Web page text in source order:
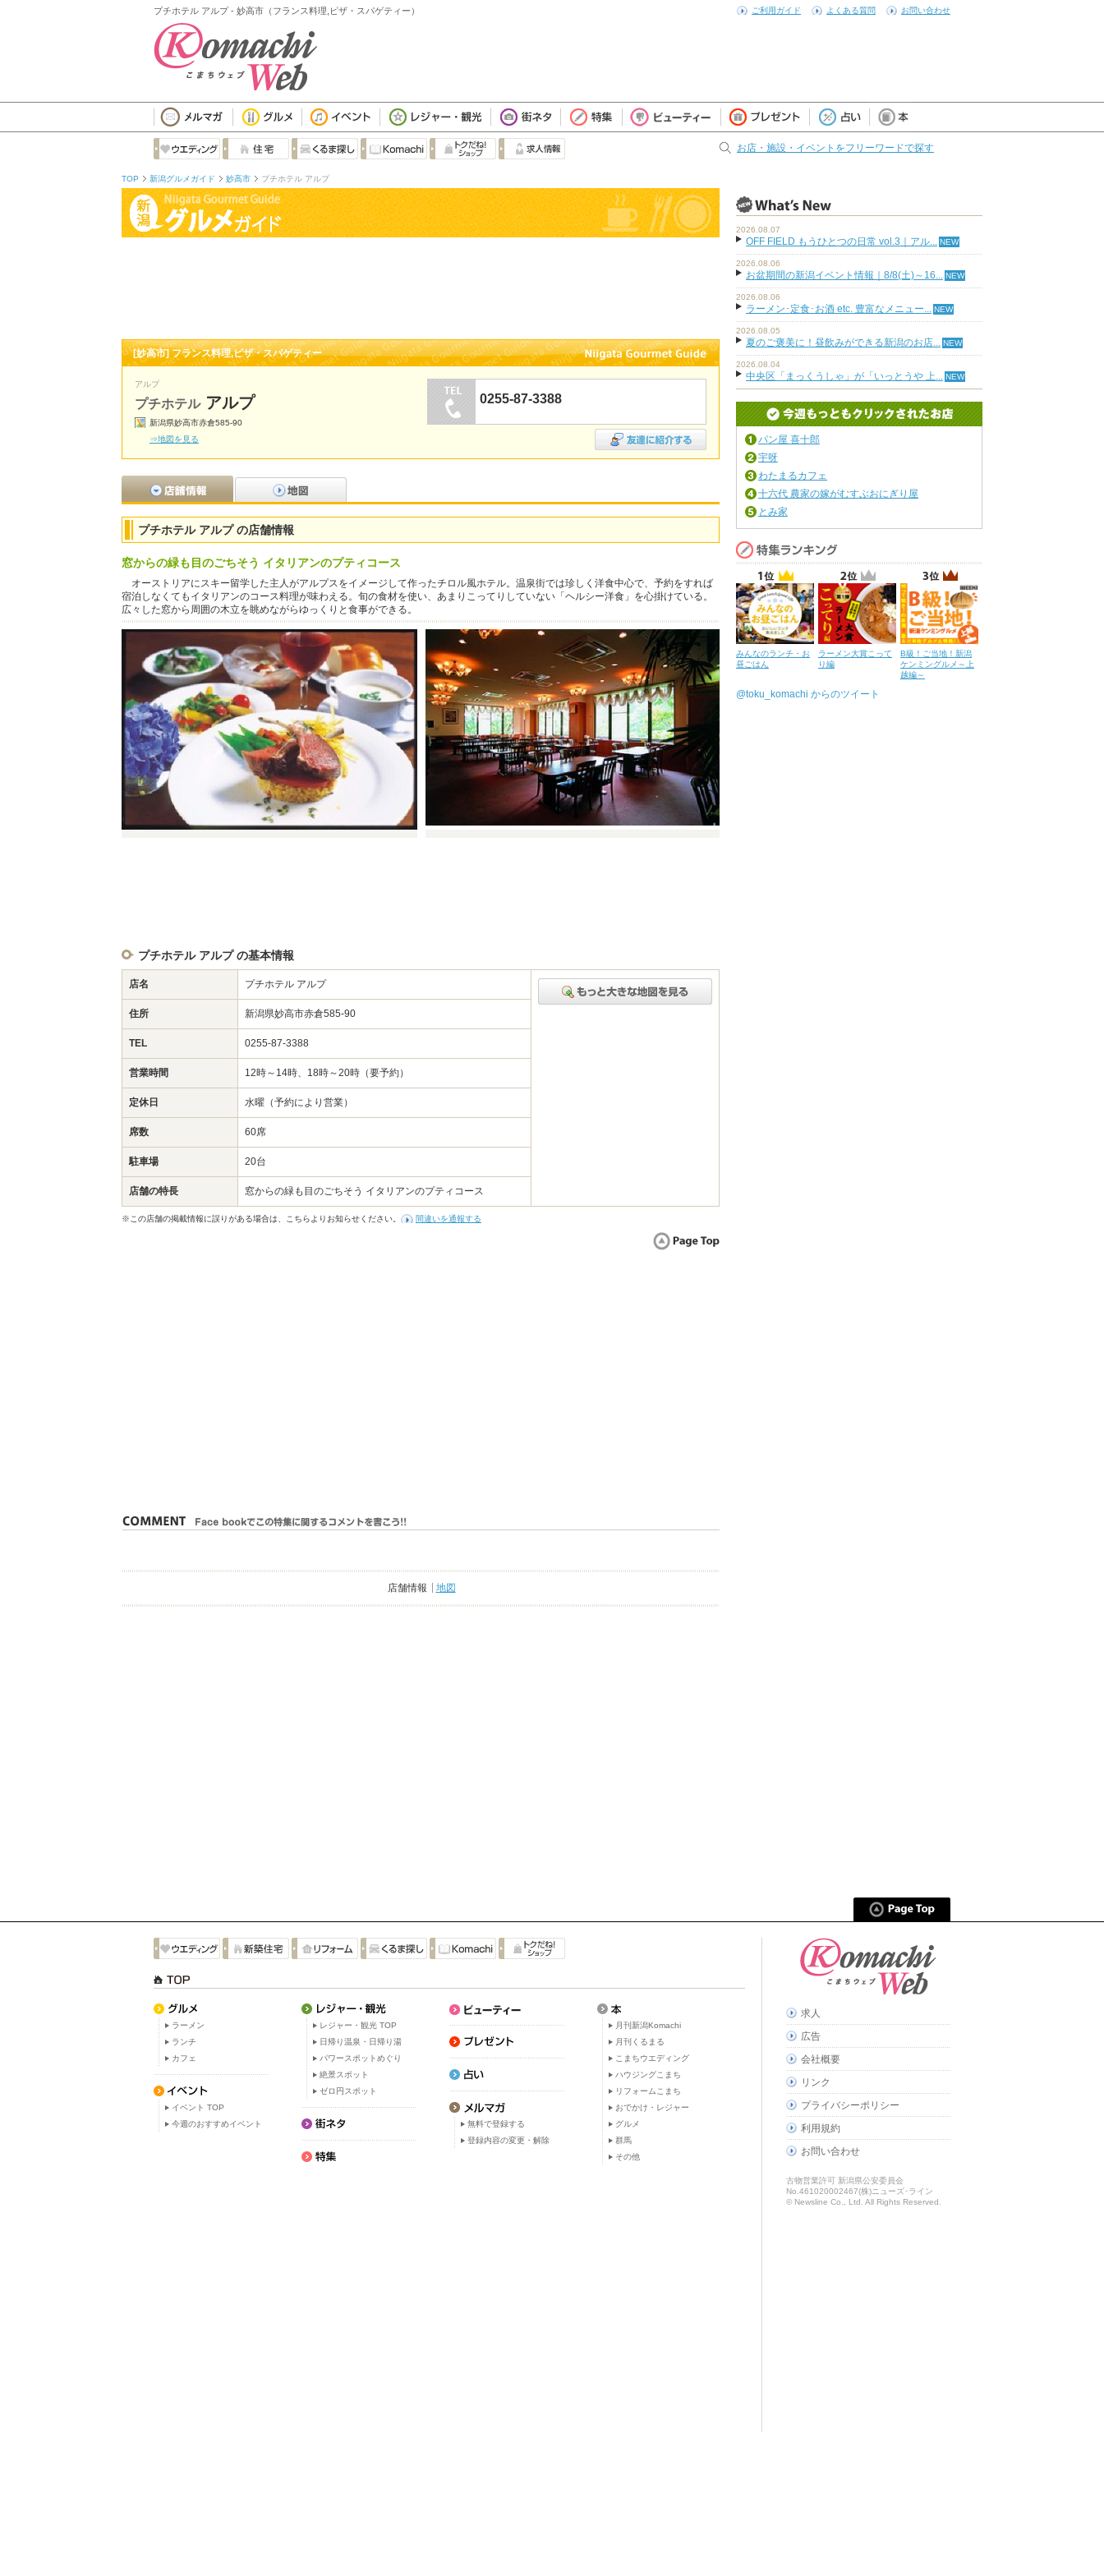
プチホテル アルプ - 妙高市（フランス料理,ピザ・スパゲティー） ご利用ガイド よくある質問 お問い合わせ
お店・施設・イベントをフリーワードで探す
TOP 新潟グルメガイド 妙高市 プチホテル アルプ
[妙高市] フランス料理,ピザ・スパゲティー
アルプ
プチホテルアルプ
新潟県妙高市赤倉585-90
⇒地図を見る
0255-87-3388
プチホテル アルプ の店舗情報
窓からの緑も目のごちそう イタリアンのプティコース
オーストリアにスキー留学した主人がアルプスをイメージして作ったチロル風ホテル。温泉街では珍しく洋食中心で、予約をすれば
宿泊しなくてもイタリアンのコース料理が味わえる。旬の食材を使い、あまりこってりしていない「ヘルシー洋食」を心掛けている。
広々した窓から周囲の木立を眺めながらゆっくりと食事ができる。
プチホテル アルプ の基本情報
店名 プチホテル アルプ
住所 新潟県妙高市赤倉585-90
TEL 0255-87-3388
営業時間 12時～14時、18時～20時（要予約）
定休日 水曜（予約により営業）
席数 60席
駐車場 20台
店舗の特長 窓からの緑も目のごちそう イタリアンのプティコース
※この店舗の掲載情報に誤りがある場合は、こちらよりお知らせください。 間違いを通報する
店舗情報 地図
2026.08.07
OFF FIELD もうひとつの日常 vol.3｜アル...
2026.08.06
お盆期間の新潟イベント情報｜8/8(土)～16...
2026.08.06
ラーメン･定食･お酒 etc. 豊富なメニュー...
2026.08.05
夏のご褒美に！昼飲みができる新潟のお店...
2026.08.04
中央区「まっくうしゃ」が「いっとうや 上...
パン屋 喜十郎
宇呀
わたまるカフェ
十六代 農家の嫁がむすぶおにぎり屋
とみ家
みんなのランチ・お
昼ごはん
ラーメン大賞こって
り編
B級！ご当地！新潟
ケンミングルメ～上
越編～
@toku_komachi からのツイート
ラーメン
ランチ
カフェ
イベント TOP
今週のおすすめイベント
レジャー・観光 TOP
日帰り温泉・日帰り湯
パワースポットめぐり
絶景スポット
ゼロ円スポット
無料で登録する
登録内容の変更・解除
月刊新潟Komachi
月刊くるまる
こまちウエディング
ハウジングこまち
リフォームこまち
おでかけ・レジャー
グルメ
群馬
その他
求人
広告
会社概要
リンク
プライバシーポリシー
利用規約
お問い合わせ
古物営業許可 新潟県公安委員会
No.461020002467(株)ニューズ･ライン
© Newsline Co., Ltd. All Rights Reserved.